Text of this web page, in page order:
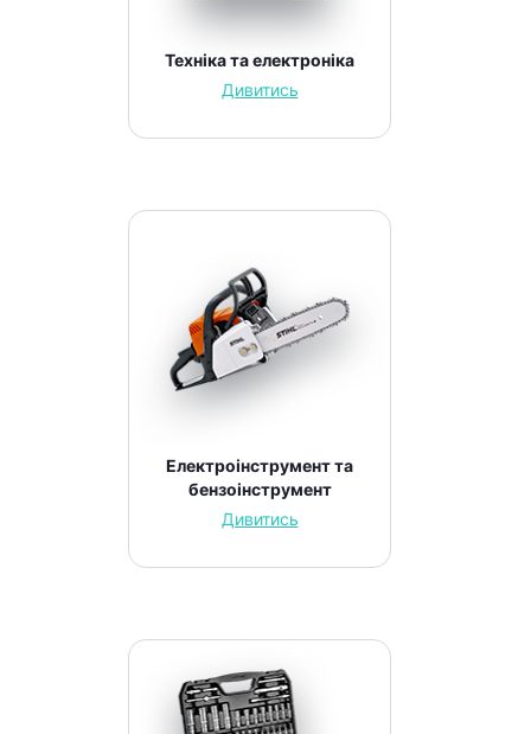
Техніка та електроніка
Дивитись
Електроінструмент та
бензоінструмент
Дивитись